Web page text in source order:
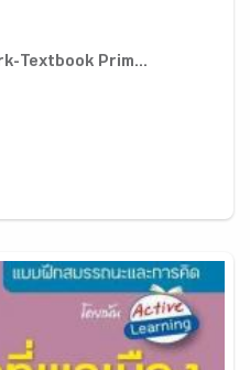
Textbook Prim...